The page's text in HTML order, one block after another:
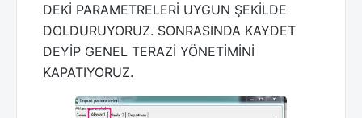
DEKİ PARAMETRELERİ UYGUN ŞEKİLDE
DOLDURUYORUZ. SONRASINDA KAYDET
DEYİP GENEL TERAZİ YÖNETİMİNİ
KAPATIYORUZ.